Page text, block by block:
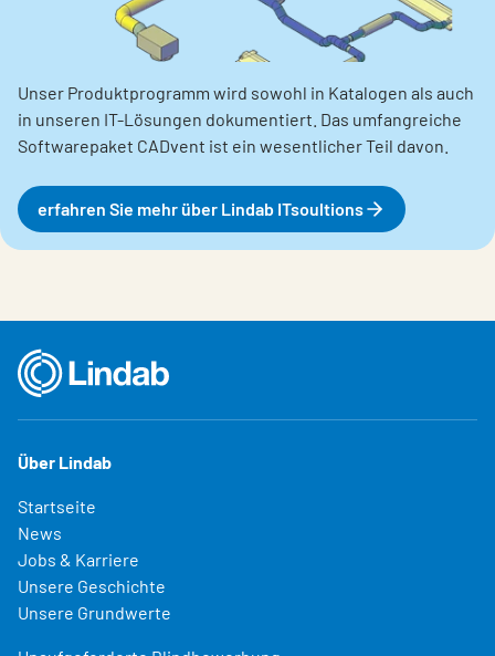
Unser Produktprogramm wird sowohl in Katalogen als auch
in unseren IT-Lösungen dokumentiert. Das umfangreiche
Softwarepaket CADvent ist ein wesentlicher Teil davon.
erfahren Sie mehr über Lindab ITsoultions
Über Lindab
Startseite
News
Jobs & Karriere
Unsere Geschichte
Unsere Grundwerte